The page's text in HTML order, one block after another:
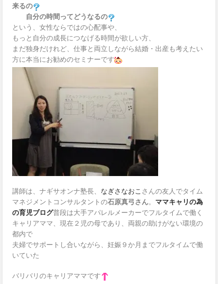
来るの
自分の時間ってどうなるの
という、女性ならではの心配事や、
もっと自分の成長につなげる時間が欲しい方、
まだ独身だけれど、仕事と両立しながら結婚・出産も考えたい
方に本当にお勧めのセミナーです
講師は、ナギサオンナ塾長、 なぎさなおこ さんの友人でタイム
マネジメントコンサルタントの石原真弓さん。 ママキャリの為
の育児ブログ普段は大手アパレルメーカーでフルタイムで働く
キャリアママ、現在２児の母であり、両親の助けがない環境の
都内で
夫婦でサポートし合いながら、妊娠９か月までフルタイムで働
いていた
バリバリのキャリアママです